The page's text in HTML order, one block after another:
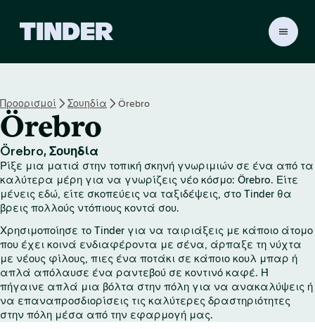
ή
ί
δ
α
T
n
d
e
r
Προορισμοί Σουηδία Örebro
Örebro
Örebro, Σουηδία
Ρίξε μια ματιά στην τοπική σκηνή γνωριμιών σε ένα από τα
καλύτερα μέρη για να γνωρίζεις νέο κόσμο: Örebro. Είτε
μένεις εδώ, είτε σκοπεύεις να ταξιδέψεις, στο Tinder θα
βρεις πολλούς ντόπιους κοντά σου.
Χρησιμοποίησε το Tinder για να ταιριάξεις με κάποιο άτομο
που έχει κοινά ενδιαφέροντα με σένα, άρπαξε τη νύχτα
με νέους φίλους, πιες ένα ποτάκι σε κάποιο κουλ μπαρ ή
απλά απόλαυσε ένα ραντεβού σε κοντινό καφέ. Ή
πήγαινε απλά μια βόλτα στην πόλη για να ανακαλύψεις ή
να επαναπροσδιορίσεις τις καλύτερες δραστηριότητες
στην πόλη μέσα από την εφαρμογή μας.